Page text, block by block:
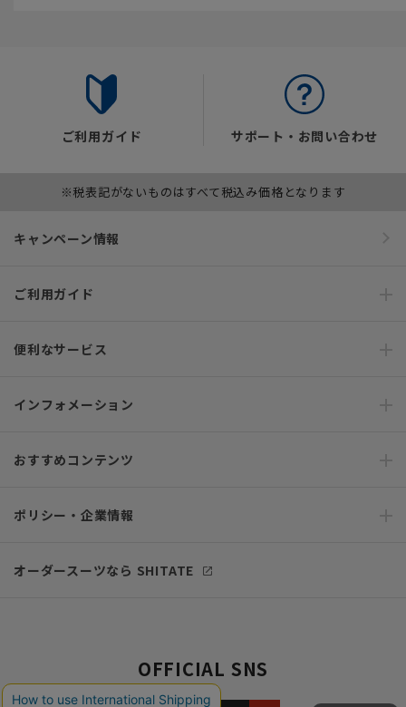
ご利用ガイド サポート・お問い合わせ
※税表記がないものはすべて税込み価格となります
キャンペーン情報
ご利用ガイド
便利なサービス
インフォメーション
おすすめコンテンツ
ポリシー・企業情報
オーダースーツなら SHITATE
OFFICIAL SNS